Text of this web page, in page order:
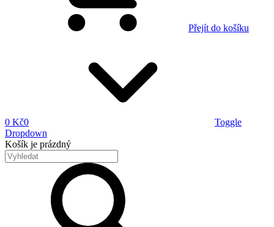
Přejít do košíku
0 Kč0
Toggle
Dropdown
Košík je prázdný